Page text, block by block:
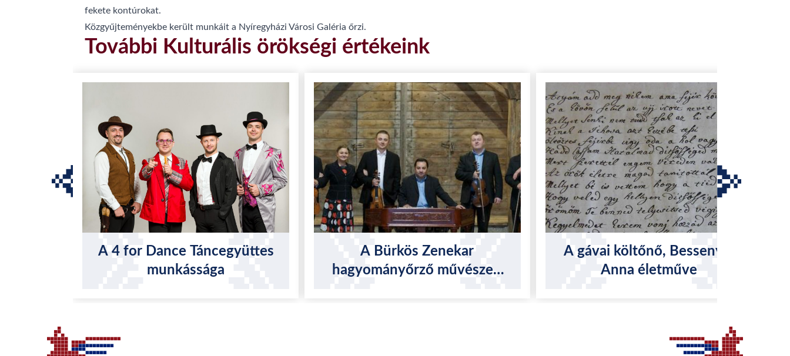
fekete kontúrokat.
Közgyűjteményekbe került munkáit a Nyíregyházi Városi Galéria őrzi.
További Kulturális örökségi értékeink
A 4 for Dance Táncegyüttes
munkássága
A Bürkös Zenekar
hagyományőrző művészeti
A gávai költőnő, Bessenyei
Anna életműve